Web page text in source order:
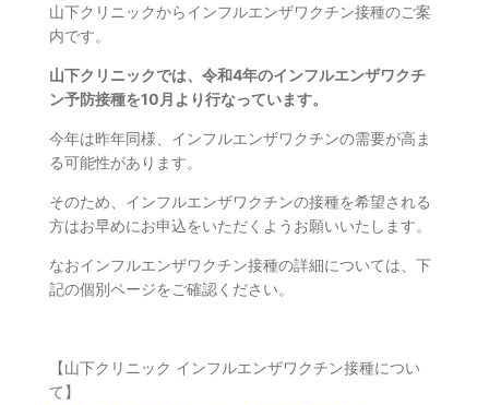
山下クリニックからインフルエンザワクチン接種のご案
内です。
山下クリニックでは、令和4年のインフルエンザワクチ
ン予防接種を10月より行なっています。
今年は昨年同様、インフルエンザワクチンの需要が高ま
る可能性があります。
そのため、インフルエンザワクチンの接種を希望される
方はお早めにお申込をいただくようお願いいたします。
なおインフルエンザワクチン接種の詳細については、下
記の個別ページをご確認ください。
【山下クリニック インフルエンザワクチン接種につい
て】